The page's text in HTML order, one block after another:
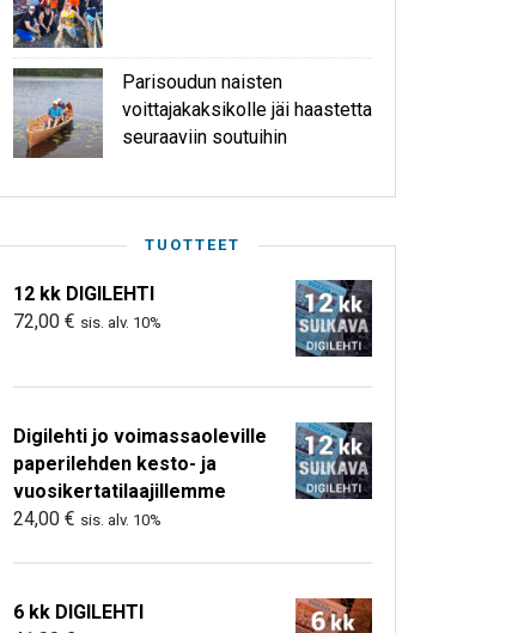
Parisoudun naisten
voittajakaksikolle jäi haastetta
seuraaviin soutuihin
TUOTTEET
12 kk DIGILEHTI
72,00 € sis. alv. 10%
Digilehti jo voimassaoleville
paperilehden kesto- ja
vuosikertatilaajillemme
24,00 € sis. alv. 10%
6 kk DIGILEHTI